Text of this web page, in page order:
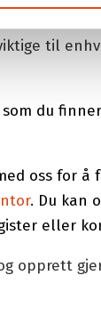
til
som du
oss for
. Du kan
eller
opprett